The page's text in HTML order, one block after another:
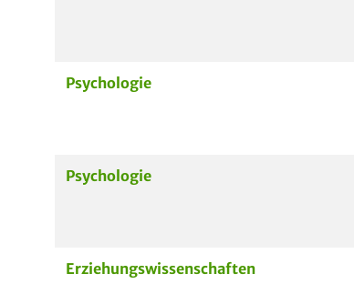
Psychologie
Psychologie
Erziehungswissenschaften